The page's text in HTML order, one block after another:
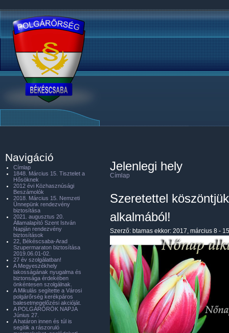
Jelenlegi hely
Címlap
Szeretettel
alkalmából!
Szerző: btamas ekkor: 2017, március 8 -
Navigáció
Címlap
1848. Március 15. Tisztelet a
Hősöknek
2012 évi Közhasznúsági
Beszámolók
2018. Március 15. Nemzeti
Ünnepünk rendezvény
biztosítása
2021. augusztus 20.
Államalapító Szent István
Napján rendezvény
biztosítások
22, Békéscsaba-Arad
Szupermaraton biztosítása
2019.06.01-02.
27 év szolgálatban!
A Megyeszékhely
lakosságának nyugalma és
biztonsága érdekében
önkéntesen szolgálnak.
A Mikulás segítette a Városi
polgárőrség kerékpáros
balesetmegelőzési akcióját.
A POLGÁRŐRÖK NAPJA
Június 27.
A határon innen és túl is
segítik a rászoruló